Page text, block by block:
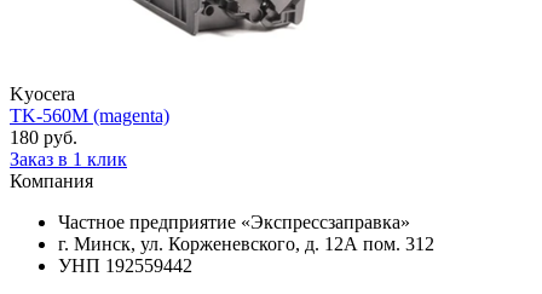
Kyocera
TK-560M (magenta)
180 руб.
Заказ в 1 клик
Компания
Частное предприятие «Экспрессзаправка»
г. Минск, ул. Корженевского, д. 12А пом. 312
УНП 192559442